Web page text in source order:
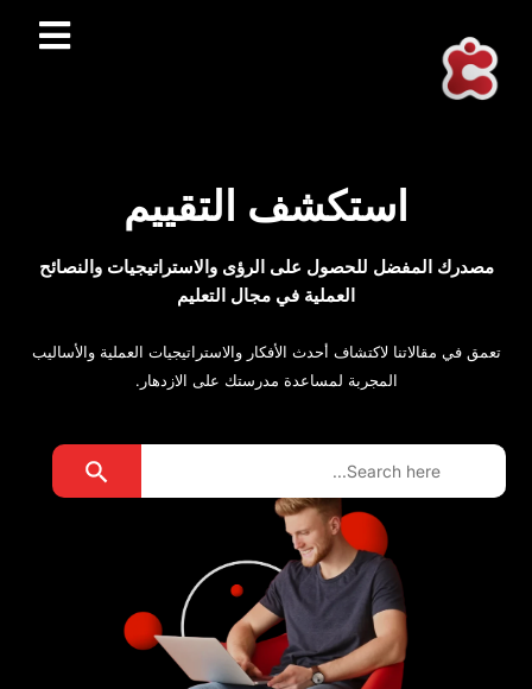
استكشف التقييم
مصدرك المفضل للحصول على الرؤى والاستراتيجيات والنصائح
العملية في مجال التعليم
تعمق في مقالاتنا لاكتشاف أحدث الأفكار والاستراتيجيات العملية والأساليب
المجربة لمساعدة مدرستك على الازدهار.
Search
Search Button